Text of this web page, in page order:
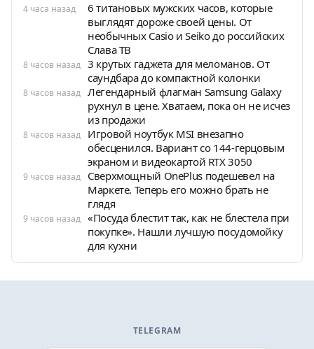
4 часа назад
6 титановых мужских часов, которые
выглядят дороже своей цены. От
необычных Casio и Seiko до российских
Слава ТВ
8 часов назад 3 крутых гаджета для меломанов. От
саундбара до компактной колонки
8 часов назад Легендарный флагман Samsung Galaxy
рухнул в цене. Хватаем, пока он не исчез
из продажи
8 часов назад
Игровой ноутбук MSI внезапно
обесценился. Вариант со 144-герцовым
экраном и видеокартой RTX 3050
9 часов назад
Сверхмощный OnePlus подешевел на
Маркете. Теперь его можно брать не
глядя
9 часов назад «Посуда блестит так, как не блестела при
покупке». Нашли лучшую посудомойку
для кухни
TELEGRAM